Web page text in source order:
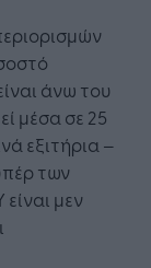
άνω του
μέσα σε 25
εξιτήρια –
των
είναι μεν